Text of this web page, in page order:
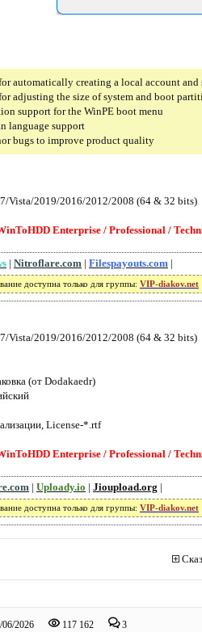
automatically creating a local account
adjusting the size of system and boot
support for the WinPE boot menu
language support
bugs to improve product quality
Vista/2019/2016/2012/2008 (64 & 32 bits)
Enterprise / Professional /
| Nitroflare.com| Filespayouts.com|
доступна только для группы: VIP-diakov.net
Vista/2019/2016/2012/2008 (64 & 32 bits)
(от Dodakaedr)
License-*.rtf
Enterprise / Professional /
| Uploady.io | Jioupload.org |
доступна только для группы: VIP-diakov.net
06/2026 117 162 3